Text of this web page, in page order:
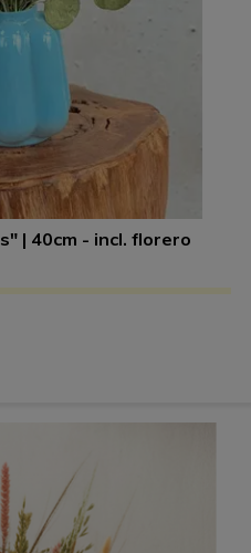
| 40cm - incl. florero